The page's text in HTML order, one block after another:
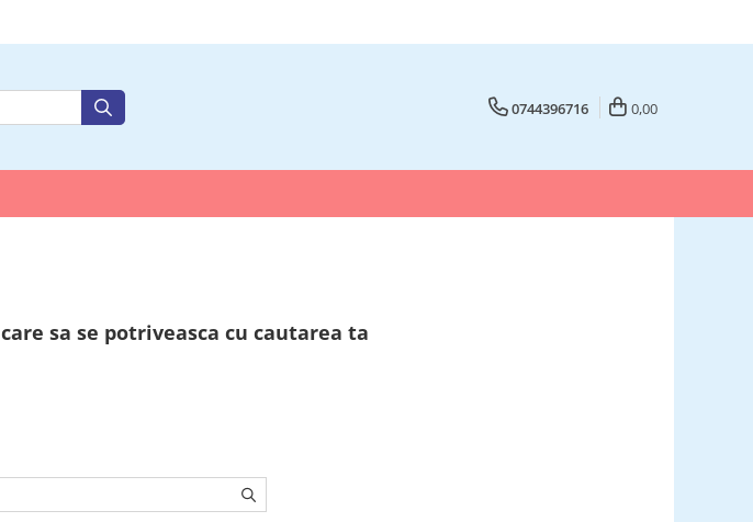
0744396716 0,00
sa se potriveasca cu cautarea ta